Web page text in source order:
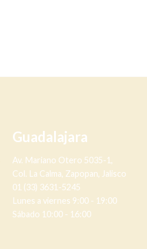
Guadalajara
Av. Mariano Otero 5035-1,
Col. La Calma, Zapopan, Jalisco
01 (33) 3631-5245
Lunes a viernes 9:00 - 19:00
Sábado 10:00 - 16:00